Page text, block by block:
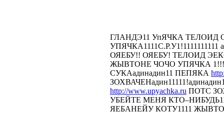
ГЛАНДЭ11 УпЯЧКА ТЕЛОИД
УПЯЧКА1111С.Р.У1!1111111111
ОЯЕБУ!! ОЯЕБУ! ТЕЛОИД
ЖЫВТОНЕ ЧОЧО УПЯЧКА
СУКАадинадин11 ПЕПЯКА
http://www.upyachka.ru ПОТС
УБЕЙТЕ МЕНЯ
ЯЕБАНЕЙУ КОТУ1111